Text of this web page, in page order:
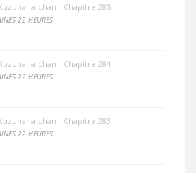
chan - Chapitre 285
22 HEURES
chan - Chapitre 284
22 HEURES
chan - Chapitre 283
22 HEURES